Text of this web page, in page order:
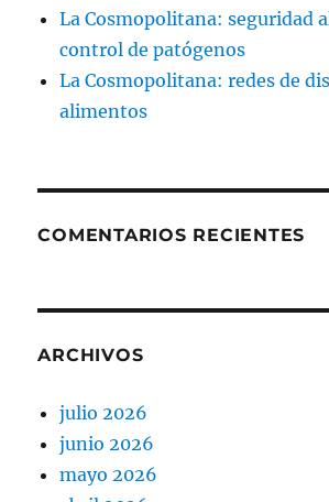
La Cosmopolitana: seguridad
control de patógenos
La Cosmopolitana: redes de
alimentos
COMENTARIOS RECIENTES
ARCHIVOS
julio 2026
junio 2026
mayo 2026